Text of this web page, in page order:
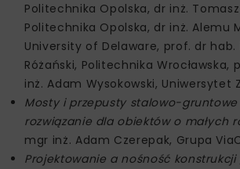
Politechnika Opolska, dr inż.
Politechnika Opolska, dr inż. Alemu
University of Delaware, prof. dr hab.
Różański, Politechnika Wrocławska,
inż. Adam Wysokowski, Uniwersytet
Mosty i przepusty stalowo-
rozwiązanie dla obiektów o małych
mgr inż. Adam Czerepak, Grupa
Projektowanie a nośność